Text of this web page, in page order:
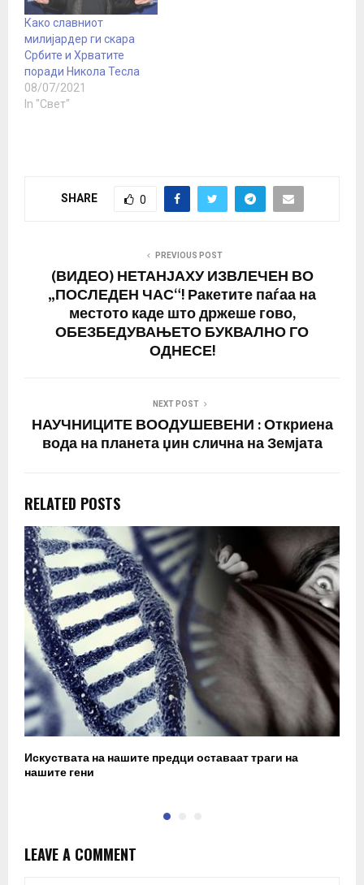
Како славниот
милијардер ги скара
Србите и Хрватите
поради Никола Тесла
08/07/2021
In "Свет"
SHARE 0
PREVIOUS POST
(ВИДЕО) НЕТАНЈАХУ ИЗВЛЕЧЕН ВО
„ПОСЛЕДЕН ЧАС“! Ракетите паѓаа на
местото каде што држеше гово,
ОБЕЗБЕДУВАЊЕТО БУКВАЛНО ГО
ОДНЕСЕ!
NEXT POST
НАУЧНИЦИТЕ ВООДУШЕВЕНИ : Откриена
вода на планета џин слична на Земјата
RELATED POSTS
Искуствата на нашите предци оставаат траги на
нашите гени
LEAVE A COMMENT